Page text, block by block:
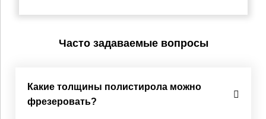
Часто задаваемые вопросы
Какие толщины полистирола можно
фрезеровать?